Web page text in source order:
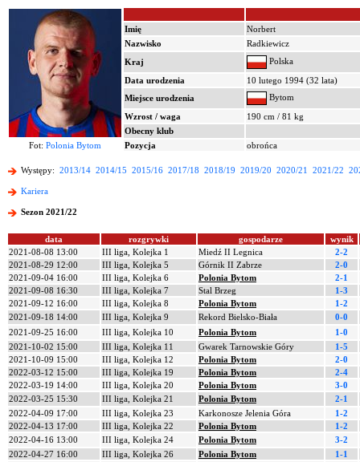
Imię
Norbert
Nazwisko
Radkiewicz
Kraj
Polska
Data urodzenia
10 lutego 1994 (32 lata)
Miejsce urodzenia
Bytom
Wzrost / waga
190 cm / 81 kg
Obecny klub
Fot: Polonia Bytom Pozycja obrońca
Występy: 2013/14 2014/15 2015/16 2017/18 2018/19 2019/20 2020/21 2021/22
Kariera
Sezon 2021/22
data rozgrywki gospodarze
wynik
2021-08-08 13:00
III liga, Kolejka 1 Miedź II Legnica
2-2
2021-08-29 12:00
III liga, Kolejka 5 Górnik II Zabrze
2-0
2021-09-04 16:00
III liga, Kolejka 6 Polonia Bytom
2-1
2021-09-08 16:30
III liga, Kolejka 7 Stal Brzeg
1-3
2021-09-12 16:00
III liga, Kolejka 8 Polonia Bytom
1-2
2021-09-18 14:00
III liga, Kolejka 9 Rekord Bielsko-Biała
0-0
2021-09-25 16:00
III liga, Kolejka 10 Polonia Bytom
1-0
2021-10-02 15:00
III liga, Kolejka 11 Gwarek Tarnowskie Góry
1-5
2021-10-09 15:00
III liga, Kolejka 12 Polonia Bytom
2-0
2022-03-12 15:00
III liga, Kolejka 19 Polonia Bytom
2-4
2022-03-19 14:00
III liga, Kolejka 20 Polonia Bytom
3-0
2022-03-25 15:30
III liga, Kolejka 21 Polonia Bytom
2-1
2022-04-09 17:00
III liga, Kolejka 23 Karkonosze Jelenia Góra
1-2
2022-04-13 17:00
III liga, Kolejka 22 Polonia Bytom
1-2
2022-04-16 13:00
III liga, Kolejka 24 Polonia Bytom
3-2
2022-04-27 16:00
III liga, Kolejka 26 Polonia Bytom
1-1